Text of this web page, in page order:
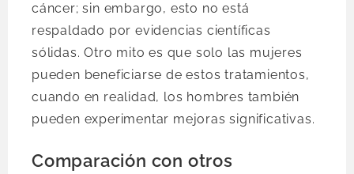
cáncer; sin embargo, esto no está
respaldado por evidencias científicas
sólidas. Otro mito es que solo las mujeres
pueden beneficiarse de estos tratamientos,
cuando en realidad, los hombres también
pueden experimentar mejoras significativas.
Comparación con otros